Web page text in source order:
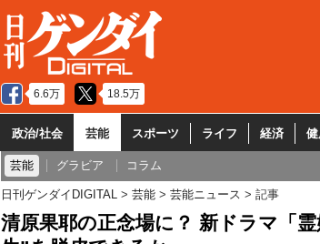
6.6万 18.5万
政治/社会 芸能 スポーツ ライフ 経済
芸能 グラビア コラム
日刊ゲンダイDIGITAL 芸能 芸能ニュース 記事
清原果耶の正念場に？ 新ドラマ「